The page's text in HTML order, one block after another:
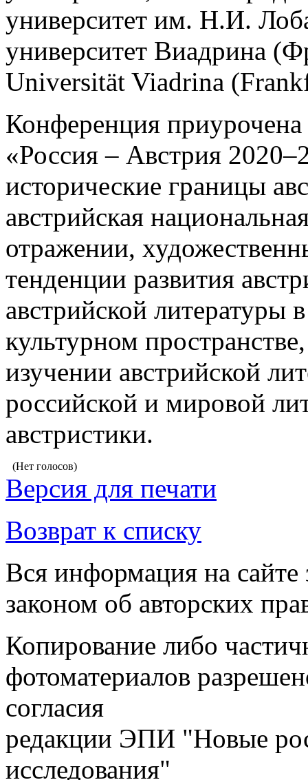
университет им. Н.И.
университет Виадрина
Universität Viadrina
Конференция приурочена
«Россия – Австрия
исторические границы
австрийская
отражении,
тенденции развития
австрийской
культурном
изучении австрийской
российской и мировой
австристики.
(Нет голосов)
Версия для печати
Возврат к списку
Вся информация на
законом об авторских
Копирование либо
фотоматериалов
согласия
редакции ЭПИ "Новые
исследования"